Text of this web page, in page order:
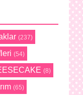
(237)
(54)
(8)
(65)